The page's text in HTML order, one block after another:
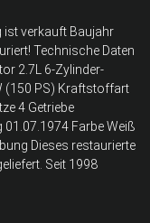
ist verkauft Baujahr
Technische Daten
2.7L 6-Zylinder-
(150 PS) Kraftstoffart
4 Getriebe
Farbe Weiß
Dieses restaurierte
Seit 1998